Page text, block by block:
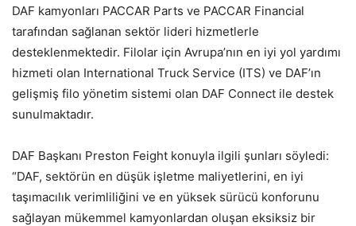
DAF kamyonları PACCAR Parts ve PACCAR Financial
tarafından sağlanan sektör lideri hizmetlerle
desteklenmektedir. Filolar için Avrupa’nın en iyi yol yardımı
hizmeti olan International Truck Service (ITS) ve DAF’ın
gelişmiş filo yönetim sistemi olan DAF Connect ile destek
sunulmaktadır.
DAF Başkanı Preston Feight konuyla ilgili şunları söyledi:
“DAF, sektörün en düşük işletme maliyetlerini, en iyi
taşımacılık verimliliğini ve en yüksek sürücü konforunu
sağlayan mükemmel kamyonlardan oluşan eksiksiz bir